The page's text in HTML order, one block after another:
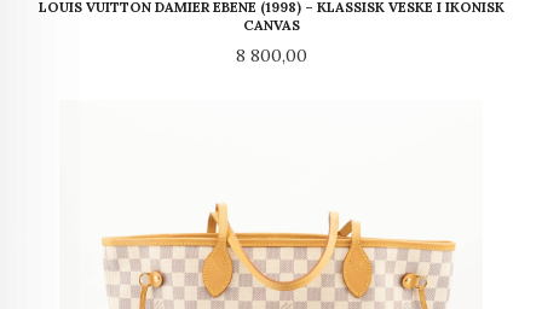
LOUIS VUITTON DAMIER EBENE (1998) – KLASSISK VESKE I IKONISK
CANVAS
Pris
8 800,00